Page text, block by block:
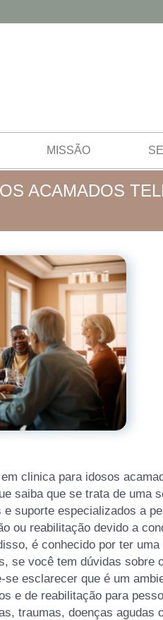
MISSÃO
ACAMADOS
clinica para idosos
saiba que se trata de uma
suporte especializados a
ou reabilitação devido a
é conhecido por ter uma
se você tem dúvidas sobre
esclarecer que é um
e de reabilitação para
traumas, doenças agudas